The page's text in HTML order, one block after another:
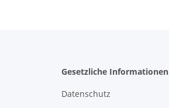
Gesetzliche Informationen
Datenschutz